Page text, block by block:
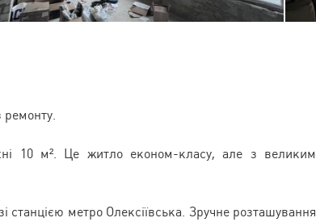
ремонту.
10 м². Це житло економ-класу, але з великим
станцією метро Олексіївська. Зручне розташування